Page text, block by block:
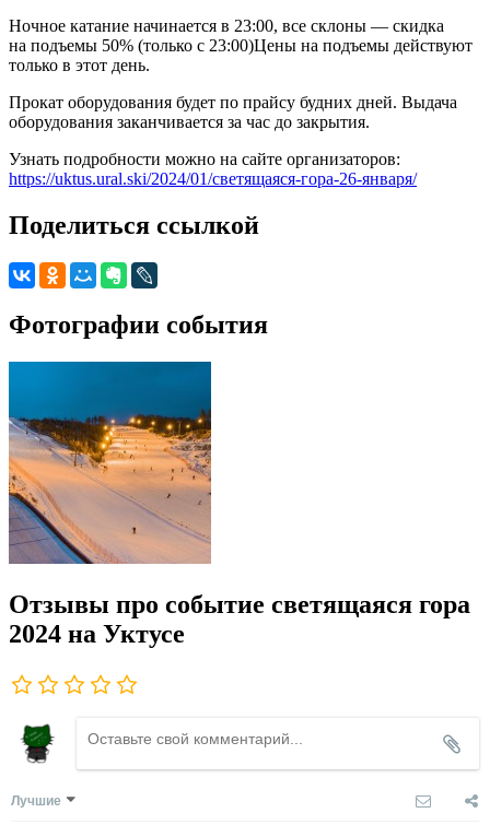
Ночное катание начинается в 23:00, все склоны — скидка
на подъемы 50% (только с 23:00)Цены на подъемы действуют
только в этот день.
Прокат оборудования будет по прайсу будних дней. Выдача
оборудования заканчивается за час до закрытия.
Узнать подробности можно на сайте организаторов:
https://uktus.ural.ski/2024/01/светящаяся-гора-26-января/
Поделиться ссылкой
Фотографии события
Отзывы про событие светящаяся гора
2024 на Уктусе
Лучшие